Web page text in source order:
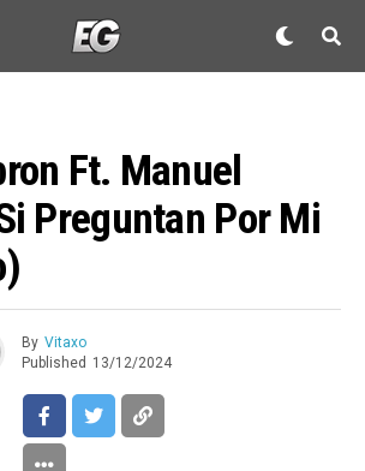
Ft. Manuel
Preguntan Por Mi
By Vitaxo
Published 13/12/2024